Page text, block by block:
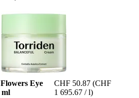
Eye
ml
CHF 50.87 (CHF
1 695.67 / l)